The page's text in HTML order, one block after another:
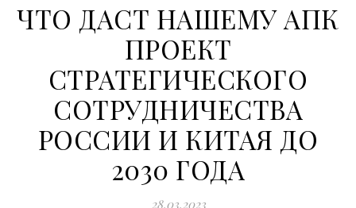
ЧТО ДАСТ НАШЕМУ АПК
ПРОЕКТ
СТРАТЕГИЧЕСКОГО
СОТРУДНИЧЕСТВА
РОССИИ И КИТАЯ ДО
2030 ГОДА
28.03.2023